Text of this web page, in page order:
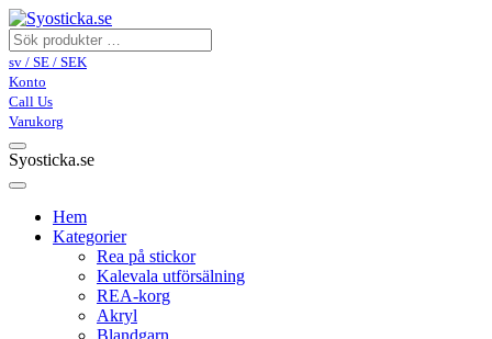
sv / SE / SEK
Konto
Call Us
Varukorg
Syosticka.se
Hem
Kategorier
Rea på stickor
Kalevala utförsälning
REA-korg
Akryl
Blandgarn